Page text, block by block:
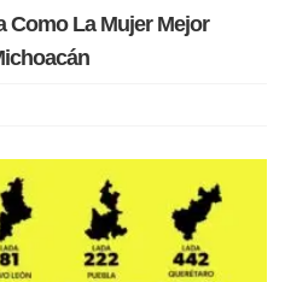
Como La Mujer Mejor